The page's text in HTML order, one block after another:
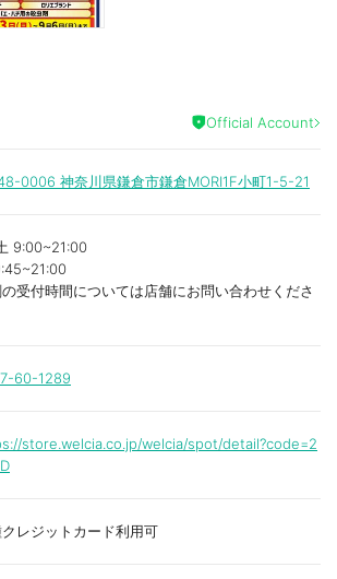
Official Account
0006 神奈川県鎌倉市鎌倉MORI1F小町1-5-21
9:00~21:00
受付時間については店舗にお問い合わせくださ
60-1289
store.welcia.co.jp/welcia/spot/detail?code=2
レジットカード利用可